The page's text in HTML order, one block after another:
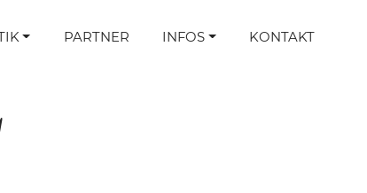
PARTNER INFOS KONTAKT